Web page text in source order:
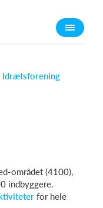
området (4100),
indbyggere.
for hele